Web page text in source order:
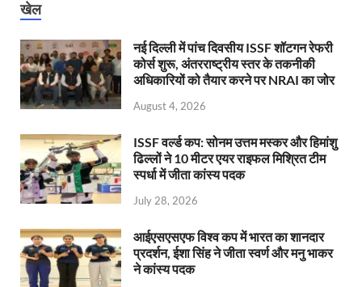
खेल
नई दिल्ली में पांच दिवसीय ISSF शॉटगन रेफरी
कोर्स शुरू, अंतरराष्ट्रीय स्तर के तकनीकी
अधिकारियों को तैयार करने पर NRAI का जोर
August 4, 2026
ISSF वर्ल्ड कप: सोनम उत्तम मस्कर और हिमांशु
ढिल्लों ने 10 मीटर एयर राइफल मिश्रित टीम
स्पर्धा में जीता कांस्य पदक
July 28, 2026
आईएसएसएफ विश्व कप में भारत का शानदार
प्रदर्शन, ईशा सिंह ने जीता स्वर्ण और मनु भाकर
ने कांस्य पदक